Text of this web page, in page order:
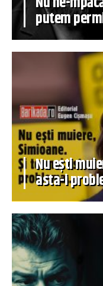
putem
Nu ești
asta-i